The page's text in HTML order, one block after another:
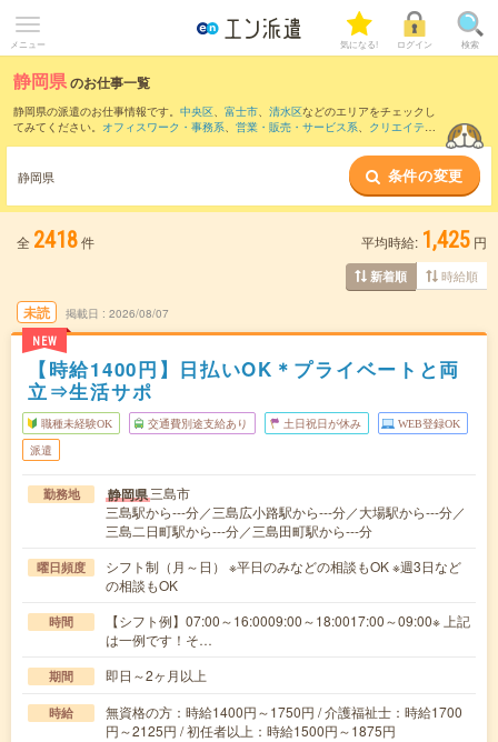
メニュー 気になる! ログイン 検索
静岡県のお仕事一覧
静岡県の派遣のお仕事情報です。 中央区、 富士市、 清水区などのエリアをチェックし
てみてください。 オフィスワーク・事務系、 営業・販売・サービス系、 クリエイティ
また、 愛知県
静岡県 条件の変更
全 2418件 平均時給: 1,425 円
新着順 時給順
未読
NEW
掲載日 2026/08/07
【時給1400円】日払いOK＊プライベートと両
立⇒生活サポ
職種未経験OK 交通費別途支給あり 土日祝日が休み WEB登録OK
派遣
勤務地 静岡県三島市
三島駅から---分／三島広小路駅から---分／大場駅から---分／
三島二日町駅から---分／三島田町駅から---分
曜日頻度
シフト制（月～日） ※平日のみなどの相談もOK ※週3日など
の相談もOK
時間
【シフト例】07:00～16:0009:00～18:0017:00～09:00※ 上記
は一例です！そ…
期間 即日～2ヶ月以上
時給
無資格の方：時給1400円～1750円 / 介護福祉士：時給1700
円～2125円 / 初任者以上：時給1500円～1875円